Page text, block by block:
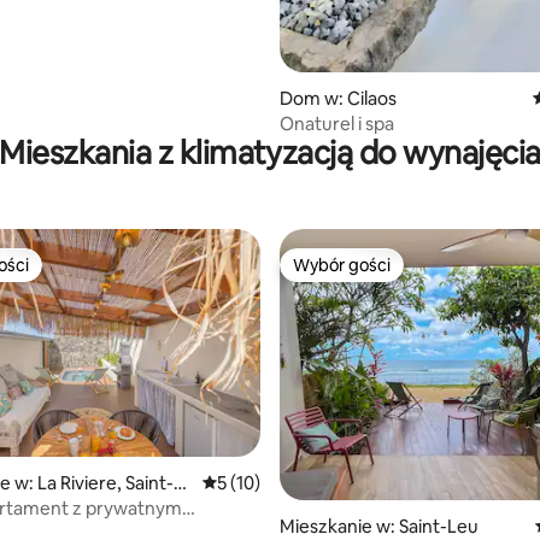
Dom w: Cilaos
Onaturel i spa
Mieszkania z klimatyzacją do wynajęcia
w: La Riviere, Saint-L
Średnia ocena: 5 na 5, liczba recenzji: 10
5 (10)
z prywatnym
Wybór gości
Wybór gości
Mieszkanie w: Saint-Leu